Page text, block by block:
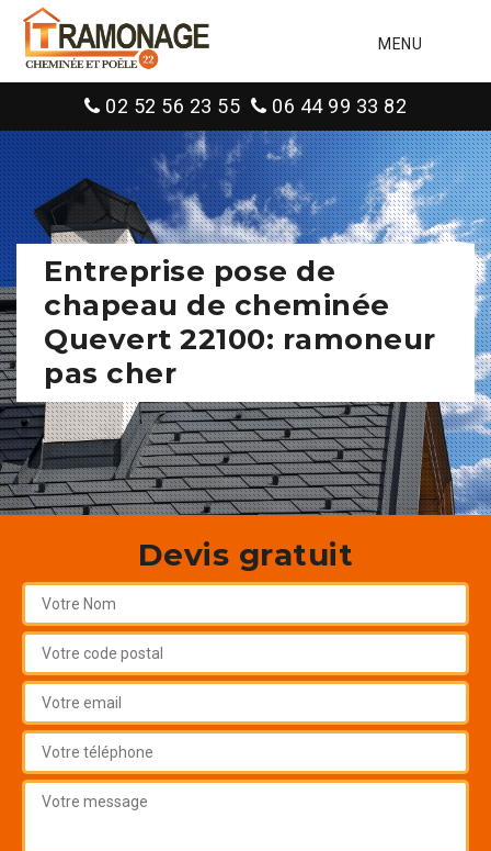
MENU
02 52 56 23 55 06 44 99 33 82
Entreprise pose de
chapeau de cheminée
Quevert 22100: ramoneur
pas cher
Devis gratuit